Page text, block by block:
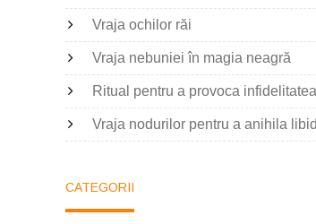
Vraja ochilor răi
Vraja nebuniei în magia neagră
Ritual pentru a provoca infidelitatea
Vraja nodurilor pentru a anihila
CATEGORII